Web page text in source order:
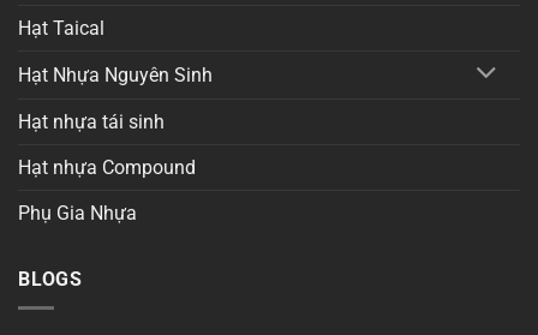
Hạt Taical
Hạt Nhựa Nguyên Sinh
Hạt nhựa tái sinh
Hạt nhựa Compound
Phụ Gia Nhựa
BLOGS